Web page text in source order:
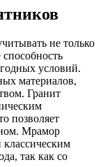
не только
условий.
материалов,
Гранит
позволяет
Мрамор
классическим
так как со